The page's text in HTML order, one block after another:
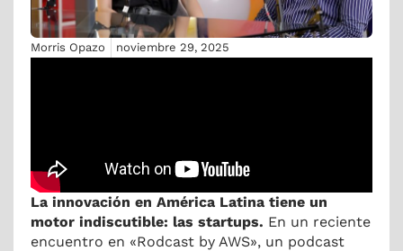
Morris Opazo noviembre 29, 2025
La innovación en América Latina tiene un
motor indiscutible: las startups. En un reciente
encuentro en «Rodcast by AWS», un podcast